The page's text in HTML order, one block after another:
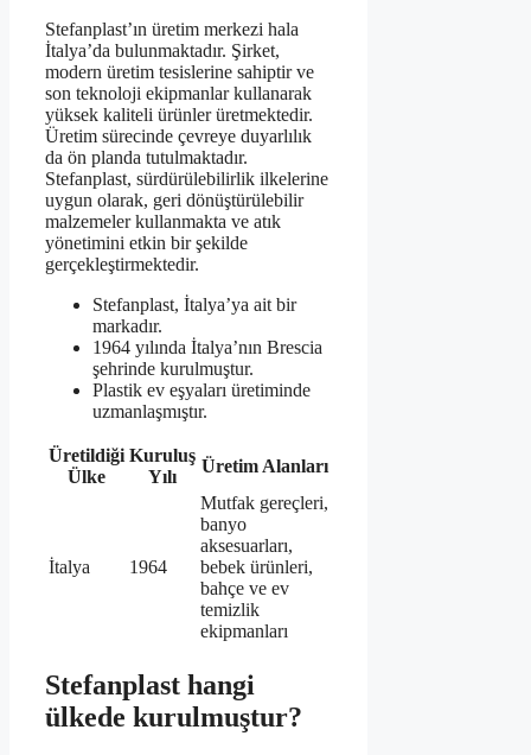
Stefanplast’ın üretim merkezi hala
İtalya’da bulunmaktadır. Şirket,
modern üretim tesislerine sahiptir ve
son teknoloji ekipmanlar kullanarak
yüksek kaliteli ürünler üretmektedir.
Üretim sürecinde çevreye duyarlılık
da ön planda tutulmaktadır.
Stefanplast, sürdürülebilirlik ilkelerine
uygun olarak, geri dönüştürülebilir
malzemeler kullanmakta ve atık
yönetimini etkin bir şekilde
gerçekleştirmektedir.
Stefanplast, İtalya’ya ait bir
markadır.
1964 yılında İtalya’nın Brescia
şehrinde kurulmuştur.
Plastik ev eşyaları üretiminde
uzmanlaşmıştır.
Üretildiği
Ülke
Kuruluş
Yılı
Üretim Alanları
İtalya 1964
Mutfak gereçleri,
banyo
aksesuarları,
bebek ürünleri,
bahçe ve ev
temizlik
ekipmanları
Stefanplast hangi
ülkede kurulmuştur?